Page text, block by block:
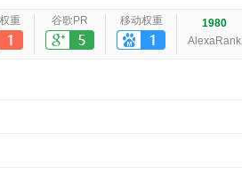
重 谷歌PR 移动权重
1980
AlexaRank